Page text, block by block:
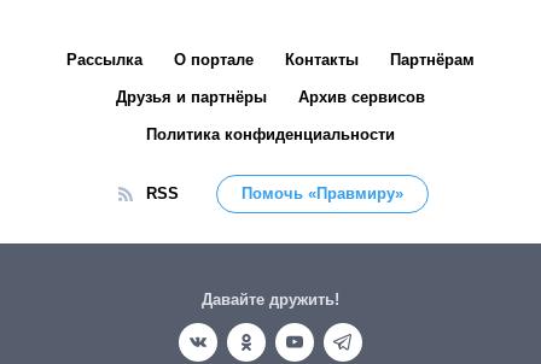
Рассылка О портале Контакты Партнёрам
Друзья и партнёры Архив сервисов
Политика конфиденциальности
RSS Помочь «Правмиру»
Давайте дружить!